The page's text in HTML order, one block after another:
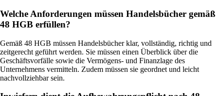
Welche Anforderungen müssen Handelsbücher gemäß
48 HGB erfüllen?
Gemäß 48 HGB müssen Handelsbücher klar, vollständig, richtig und
zeitgerecht geführt werden. Sie müssen einen Überblick über die
Geschäftsvorfälle sowie die Vermögens- und Finanzlage des
Unternehmens vermitteln. Zudem müssen sie geordnet und leicht
nachvollziehbar sein.